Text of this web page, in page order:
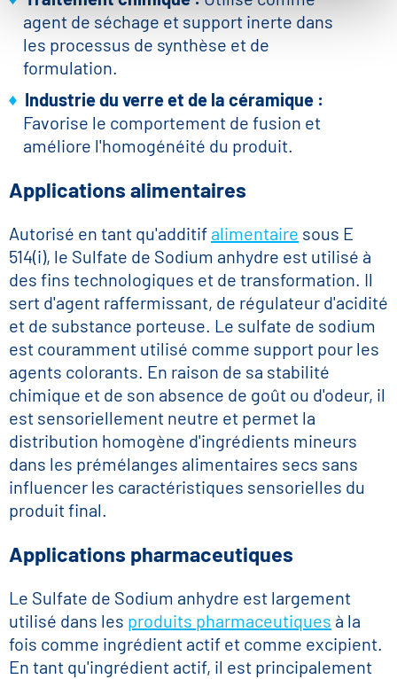
agent de séchage et support inerte dans
les processus de synthèse et de
formulation.
Industrie du verre et de la céramique :
Favorise le comportement de fusion et
améliore l'homogénéité du produit.
Applications alimentaires
Autorisé en tant qu'additif alimentaire sous E
514(i), le Sulfate de Sodium anhydre est utilisé à
des fins technologiques et de transformation. Il
sert d'agent raffermissant, de régulateur d'acidité
et de substance porteuse. Le sulfate de sodium
est couramment utilisé comme support pour les
agents colorants. En raison de sa stabilité
chimique et de son absence de goût ou d'odeur, il
est sensoriellement neutre et permet la
distribution homogène d'ingrédients mineurs
dans les prémélanges alimentaires secs sans
influencer les caractéristiques sensorielles du
produit final.
Applications pharmaceutiques
Le Sulfate de Sodium anhydre est largement
utilisé dans les produits pharmaceutiques à la
fois comme ingrédient actif et comme excipient.
En tant qu'ingrédient actif, il est principalement